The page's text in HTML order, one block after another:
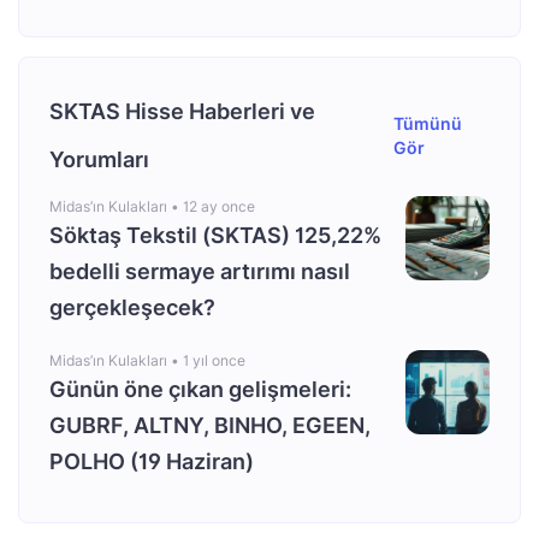
SKTAS Hisse Haberleri ve
Yorumları
Tümünü
Gör
Midas’ın Kulakları • 12 ay once
Söktaş Tekstil (SKTAS) 125,22%
bedelli sermaye artırımı nasıl
gerçekleşecek?
Midas’ın Kulakları • 1 yıl once
Günün öne çıkan gelişmeleri:
GUBRF, ALTNY, BINHO, EGEEN,
POLHO (19 Haziran)